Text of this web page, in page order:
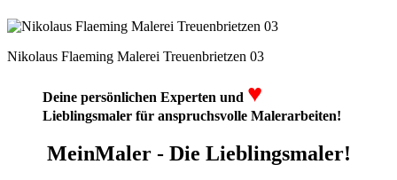
Nikolaus Flaeming Malerei Treuenbrietzen 03
Deine persönlichen Experten und ♥
Lieblingsmaler für anspruchsvolle Malerarbeiten!
MeinMaler - Die Lieblingsmaler!